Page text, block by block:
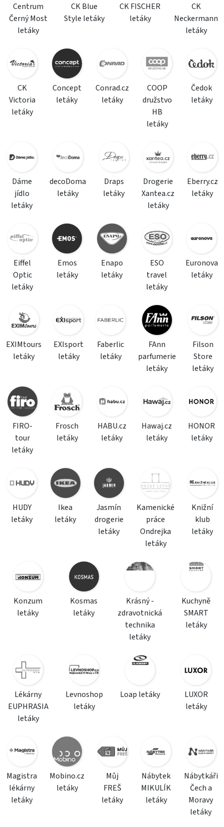
Centrum
Černý Most
letáky
CK Blue
Style letáky
CK FISCHER
letáky
CK
Neckermann
letáky
CK
Victoria
letáky
Concept
letáky
Conrad.cz
letáky
COOP
družstvo
HB
letáky
Čedok
letáky
Dáme
jídlo
letáky
decoDoma
letáky
Draps
letáky
Drogerie
Xantea.cz
letáky
Eberry.cz
letáky
Eiffel
Optic
letáky
Emos
letáky
Enapo
letáky
ESO
travel
letáky
Euronova
letáky
EXIMtours
letáky
EXIsport
letáky
Faberlic
letáky
FAnn
parfumerie
letáky
Filson
Store
letáky
FIRO-
tour
letáky
Frosch
letáky
HABU.cz
letáky
Hawaj.cz
letáky
HONOR
letáky
HUDY
letáky
Ikea
letáky
Jasmín
drogerie
letáky
Kamenické
práce
Ondrejka
letáky
Knižní
klub
letáky
Konzum
letáky
Kosmas
letáky
Krásný -
zdravotnická
technika
letáky
Kuchyně
SMART
letáky
Lékárny
EUPHRASIA
letáky
Levnoshop
letáky
Loap letáky
LUXOR
letáky
Magistra
lékárny
letáky
Mobino.cz
letáky
Můj
FREŠ
letáky
Nábytek
MIKULÍK
letáky
Nábytkáři
Čech a
Moravy
letáky